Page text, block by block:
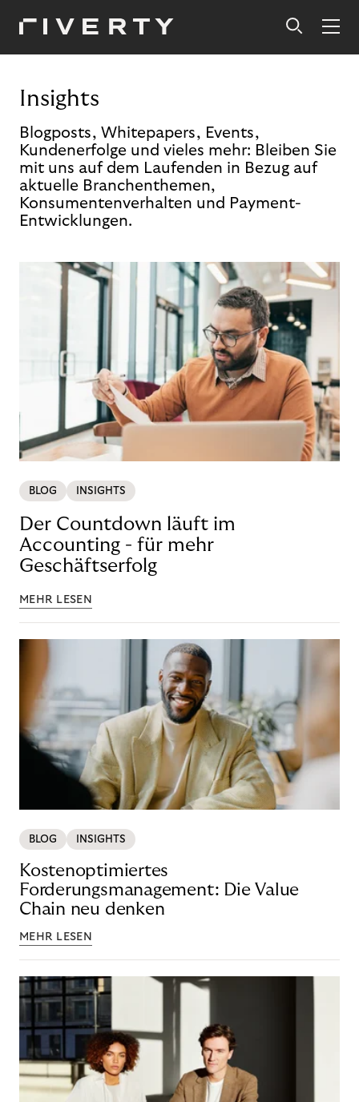
Insights
Blogposts, Whitepapers, Events,
Kundenerfolge und vieles mehr: Bleiben Sie
mit uns auf dem Laufenden in Bezug auf
aktuelle Branchenthemen,
Konsumentenverhalten und Payment-
Entwicklungen.
BLOG INSIGHTS
Der Countdown läuft im
Accounting - für mehr
Geschäftserfolg
MEHR LESEN
BLOG INSIGHTS
Kostenoptimiertes
Forderungsmanagement: Die Value
Chain neu denken
MEHR LESEN